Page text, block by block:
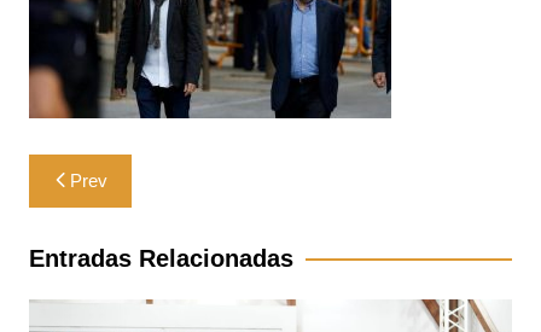
Navegación
de
entradas
Prev
Entradas Relacionadas